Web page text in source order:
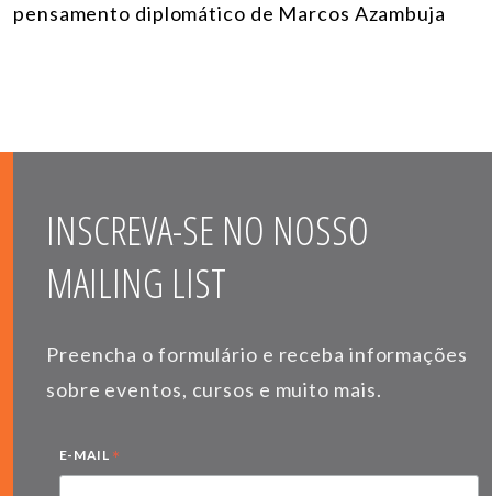
pensamento diplomático de Marcos Azambuja
INSCREVA-SE NO NOSSO
MAILING LIST
Preencha o formulário e receba informações
sobre eventos, cursos e muito mais.
E-MAIL *